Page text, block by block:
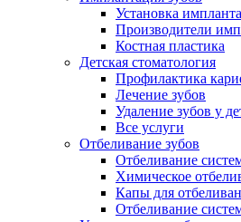
Установка
Производители
Костная пластика
Детская стоматология
Профилактика
Лечение зубов
Удаление зубов у
Все услуги
Отбеливание зубов
Отбеливание
Химическое
Капы для
Отбеливание